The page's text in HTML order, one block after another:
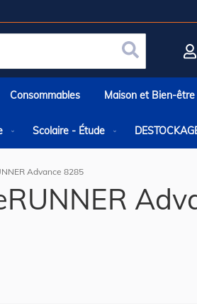
Rechercher
Consommables Maison et Bien-être
Scolaire - Étude
Advance 8285